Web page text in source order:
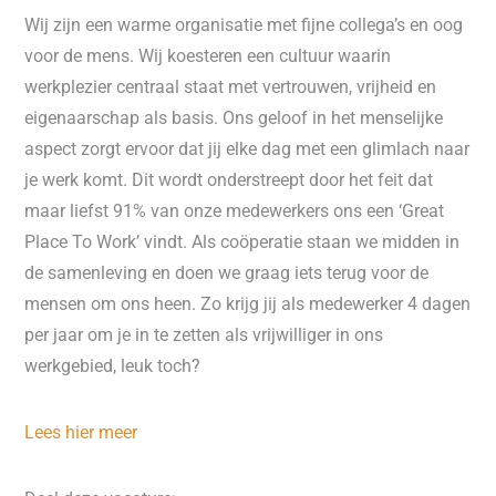
Wij zijn een warme organisatie met fijne collega’s en oog
voor de mens. Wij koesteren een cultuur waarin
werkplezier centraal staat met vertrouwen, vrijheid en
eigenaarschap als basis. Ons geloof in het menselijke
aspect zorgt ervoor dat jij elke dag met een glimlach naar
je werk komt. Dit wordt onderstreept door het feit dat
maar liefst 91% van onze medewerkers ons een ‘Great
Place To Work’ vindt. Als coöperatie staan we midden in
de samenleving en doen we graag iets terug voor de
mensen om ons heen. Zo krijg jij als medewerker 4 dagen
per jaar om je in te zetten als vrijwilliger in ons
werkgebied, leuk toch?
Lees hier meer